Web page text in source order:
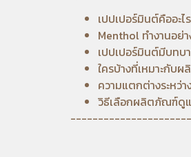
เปปเปอร์มินต์คืออะไร
Menthol ทำงานอย่
เปปเปอร์มินต์มีบทบ
ใครบ้างที่เหมาะกับ
ความแตกต่างระหว่
วิธีเลือกผลิตภัณฑ์ดูแ